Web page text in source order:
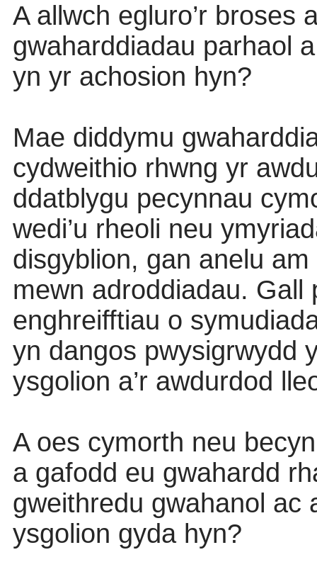
A allwch egluro’r broses
gwaharddiadau parhaol
yn yr achosion hyn?
Mae diddymu
cydweithio rhwng yr
ddatblygu pecynnau
wedi’u rheoli neu
disgyblion, gan anelu
mewn adroddiadau. Gall
enghreifftiau o
yn dangos pwysigrwydd
ysgolion a’r awdurdod
A oes cymorth neu
a gafodd eu gwahardd
gweithredu gwahanol ac
ysgolion gyda hyn?